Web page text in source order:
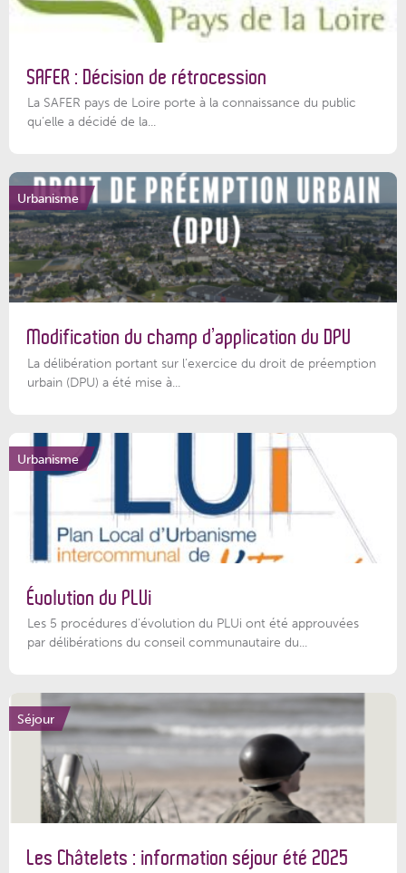
SAFER : Décision de rétrocession
La SAFER pays de Loire porte à la connaissance du public
qu’elle a décidé de la...
Urbanisme
Modification du champ d’application du DPU
La délibération portant sur l’exercice du droit de préemption
urbain (DPU) a été mise à...
Urbanisme
Évolution du PLUi
Les 5 procédures d’évolution du PLUi ont été approuvées
par délibérations du conseil communautaire du...
Séjour
Les Châtelets : information séjour été 2025